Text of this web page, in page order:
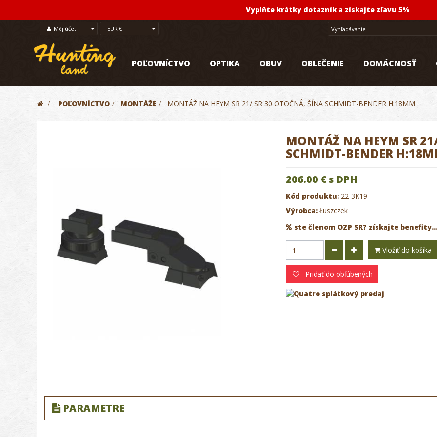
Vyplňte krátky dotazník a získajte zľavu 5%
Môj účet EUR €
POĽOVNÍCTVO OPTIKA OBUV OBLEČENIE DOMÁCNOSŤ
> POĽOVNÍCTVO > MONTÁŽE > MONTÁŽ NA HEYM SR 21/ SR 30 OTOČNÁ, ŠÍNA SCHMIDT-BENDER H:18MM
MONTÁŽ NA HEYM SR
SCHMIDT-BENDER
206.00 €s DPH
Kód produktu: 22-3K19
Výrobca: Łuszczek
ste členom OZP SR? získajte benefity...
Vložiť do košíka
Pridať do obľúbených
PARAMETRE